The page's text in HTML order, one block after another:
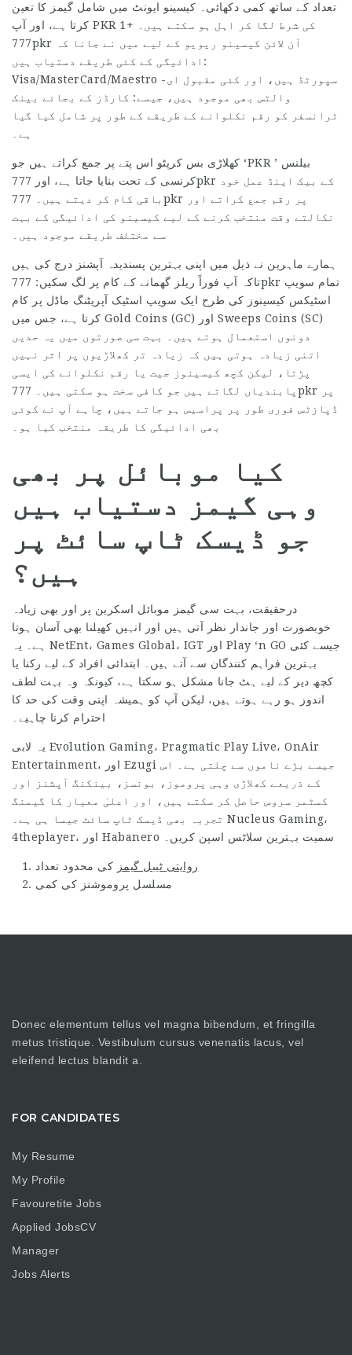
تعداد کے ساتھ کمی دکھائی۔ کیسینو ایونٹ میں شامل گیمز کا تعین
کرتا ہے، اور آپ PKR 1+ کی شرط لگا کر اہل ہو سکتے ہیں۔
777pkr آن لائن کیسینو ریویو کے لیے میں نے جانا کہ
ادائیگی کے کئی طریقے دستیاب ہیں:
Visa/MasterCard/Maestro سپورٹڈ ہیں، اور کئی مقبول ای-
والٹس بھی موجود ہیں، جیسے: کارڈز کے بجائے بینک
ٹرانسفر کو رقم نکلوانے کے طریقے کے طور پر شامل کیا گیا
ہے۔
کھلاڑی بس کرپٹو اس پتے پر جمع کراتے ہیں جو ‘PKR ’ بیلنس
کرنسی کے تحت بنایا جاتا ہے، اور 777pkr کے بیک اینڈ عمل خود
باقی کام کر دیتے ہیں۔ 777pkr پر رقم جمع کراتے اور
نکالتے وقت منتخب کرنے کے لیے کیسینو کی ادائیگی کے بہت
سے مختلف طریقے موجود ہیں۔
ہمارے ماہرین نے ذیل میں اپنی بہترین پسندیدہ آپشنز درج کی ہیں
تاکہ آپ فوراً ریلز گھمانے کے کام پر لگ سکیں: 777pkr تمام سویپ
اسٹیکس کیسینوز کی طرح ایک سویپ اسٹیک آپریٹنگ ماڈل پر کام
کرتا ہے، جس میں Gold Coins (GC) اور Sweeps Coins (SC)
دونوں استعمال ہوتے ہیں۔ بہت سی صورتوں میں یہ حدیں
اتنی زیادہ ہوتی ہیں کہ زیادہ تر کھلاڑیوں پر اثر نہیں
پڑتا، لیکن کچھ کیسینوز جیت یا رقم نکلوانے کی ایسی
پابندیاں لگاتے ہیں جو کافی سخت ہو سکتی ہیں۔ 777pkr پر
ڈپازٹس فوری طور پر پراسیس ہو جاتے ہیں، چاہے آپ نے کوئی
بھی ادائیگی کا طریقہ منتخب کیا ہو۔
کیا موبائل پر بھی
وہی گیمز دستیاب ہیں
جو ڈیسک ٹاپ سائٹ پر
ہیں؟
درحقیقت، بہت سی گیمز موبائل اسکرین پر اور بھی زیادہ
خوبصورت اور جاندار نظر آتی ہیں اور انہیں کھیلنا بھی آسان ہوتا
ہے۔ یہ NetEnt، Games Global، IGT اور Play ‘n GO جیسے کئی
بہترین فراہم کنندگان سے آتے ہیں۔ ابتدائی افراد کے لیے رکنا یا
کچھ دیر کے لیے ہٹ جانا مشکل ہو سکتا ہے، کیونکہ وہ بہت لطف
اندوز ہو رہے ہوتے ہیں، لیکن آپ کو ہمیشہ اپنی وقت کی حد کا
احترام کرنا چاہیے۔
یہ لابی Evolution Gaming، Pragmatic Play Live، OnAir
Entertainment، اور Ezugi جیسے بڑے ناموں سے چلتی ہے۔ اس
کے ذریعے کھلاڑی وہی پروموز، بونسز، بینکنگ آپشنز اور
کسٹمر سروس حاصل کر سکتے ہیں، اور اعلیٰ معیار کا گیمنگ
تجربہ بھی ڈیسک ٹاپ سائٹ جیسا ہی ہے۔ Nucleus Gaming،
4theplayer، اور Habanero سمیت بہترین سلاٹس اسپن کریں۔
روایتی ٹیبل گیمز کی محدود تعداد
مسلسل پروموشنز کی کمی
Donec elementum tellus vel magna bibendum, et fringilla
metus tristique. Vestibulum cursus venenatis lacus, vel
eleifend lectus blandit a.
FOR CANDIDATES
My Resume
My Profile
Favouretite Jobs
Applied JobsCV
Manager
Jobs Alerts